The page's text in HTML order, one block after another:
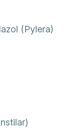
(Pylera)